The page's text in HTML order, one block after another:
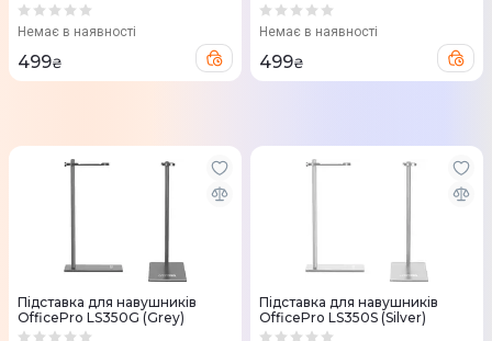
Немає в наявності
499₴
Немає в наявності
499₴
Підставка для навушників
OfficePro LS350G (Grey)
Підставка для навушників
OfficePro LS350S (Silver)